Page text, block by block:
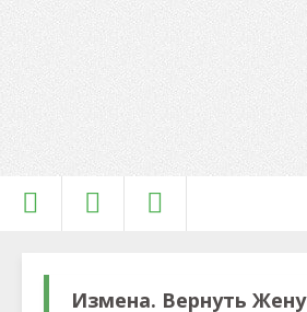
Измена. Вернуть Жену